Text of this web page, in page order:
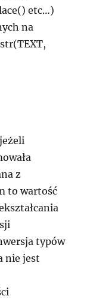
etc…)
na
z
to wartość
typów
nie jest